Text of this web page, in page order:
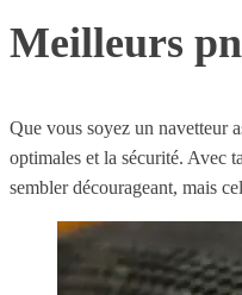
Meilleurs
Que vous soyez un navetteur
optimales et la sécurité. Avec
sembler décourageant, mais